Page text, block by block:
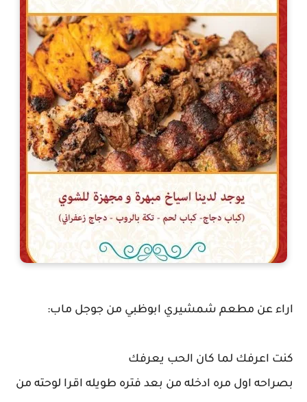
اراء عن مطعم شمشيري ابوظبي من جوجل ماب:
كنت اعرفك لما كان الحب يعرفك
بصراحه اول مره ادخله من بعد فتره طويله اقرا لوحته من